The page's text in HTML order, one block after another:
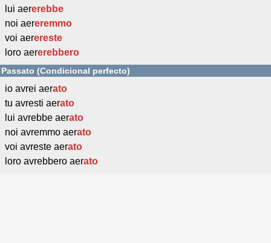
lui aererebbe
noi aereremmo
voi aerereste
loro aererebbero
Passato (Condicional perfecto)
io avrei aerato
tu avresti aerato
lui avrebbe aerato
noi avremmo aerato
voi avreste aerato
loro avrebbero aerato